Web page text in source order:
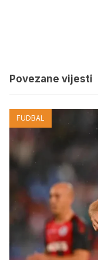
Povezane vijesti
FUDBAL